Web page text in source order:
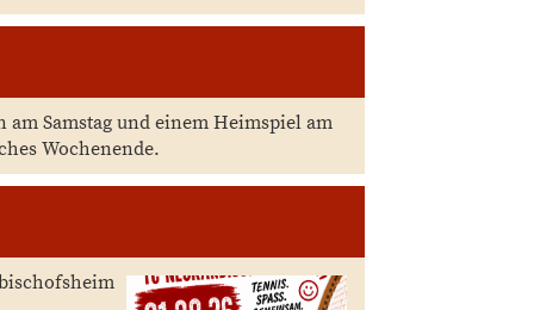
Samstag und einem Heimspiel am
Wochenende.